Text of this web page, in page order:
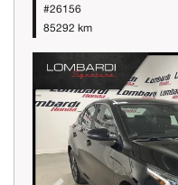
#26156
85292 km